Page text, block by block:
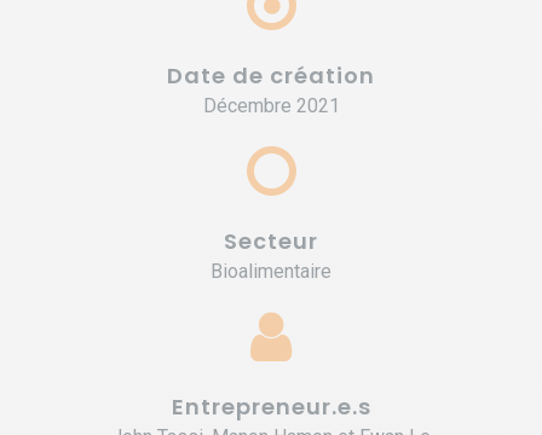
Date de création
Décembre 2021
Secteur
Bioalimentaire
Entrepreneur.e.s